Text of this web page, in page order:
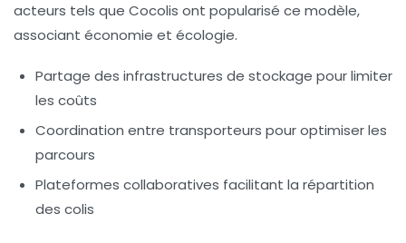
acteurs tels que Cocolis ont popularisé ce modèle,
associant économie et écologie.
Partage des infrastructures de stockage pour limiter
les coûts
Coordination entre transporteurs pour optimiser les
parcours
Plateformes collaboratives facilitant la répartition
des colis